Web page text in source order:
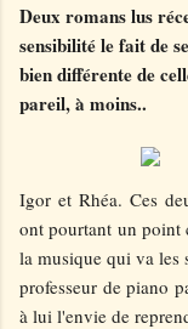
Deux romans lus
sensibilité le fait de
bien différente de
pareil, à moins..
Igor et Rhéa. Ces
ont pourtant un point
la musique qui va les
professeur de piano
à lui l'envie de